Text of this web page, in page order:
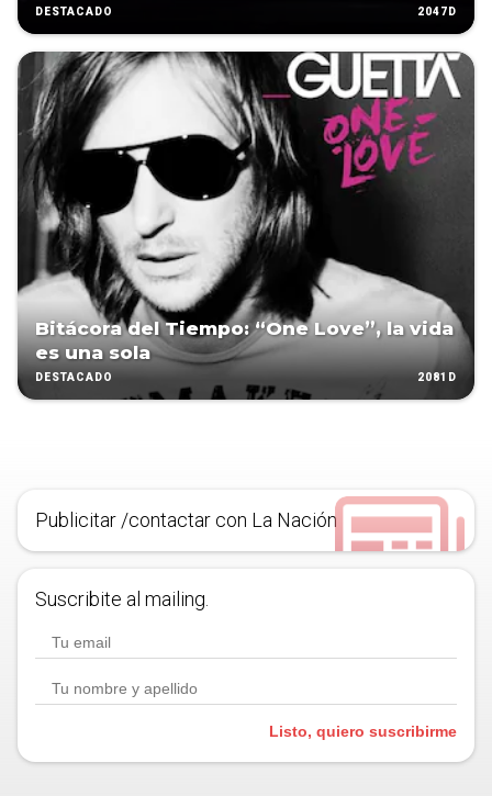
DESTACADO 2047D
Bitácora del Tiempo: “One Love”, la vida
es una sola
DESTACADO 2081D
Publicitar /contactar con La Nación
Suscribite al mailing.
Listo, quiero suscribirme